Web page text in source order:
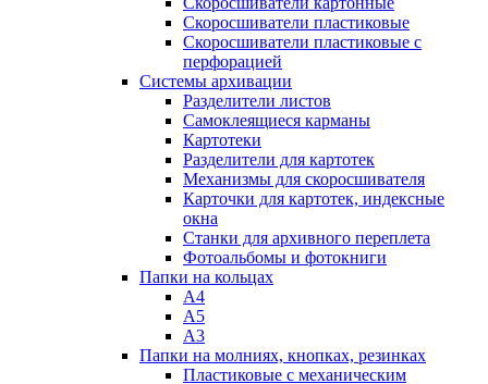
Скоросшиватели пластиковые
Скоросшиватели пластиковые с
перфорацией
Системы архивации
Разделители листов
Самоклеящиеся карманы
Картотеки
Разделители для картотек
Механизмы для скоросшивателя
Карточки для картотек, индексные
окна
Станки для архивного переплета
Фотоальбомы и фотокниги
Папки на кольцах
А4
А5
А3
Папки на молниях, кнопках, резинках
Пластиковые с механическим